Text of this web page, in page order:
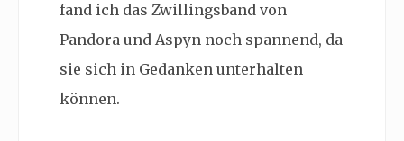
fand ich das Zwillingsband von
Pandora und Aspyn noch spannend, da
sie sich in Gedanken unterhalten
können.